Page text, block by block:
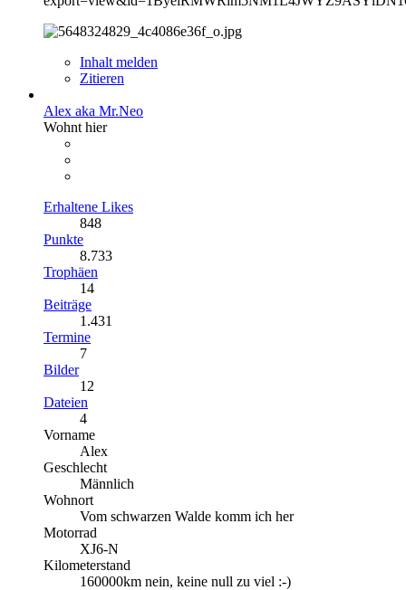
Inhalt melden
Zitieren
Alex aka Mr.Neo
Wohnt hier
Erhaltene Likes
848
Punkte
8.733
Trophäen
14
Beiträge
1.431
Termine
7
Bilder
12
Dateien
4
Vorname
Alex
Geschlecht
Männlich
Wohnort
Vom schwarzen Walde komm ich her
Motorrad
XJ6-N
Kilometerstand
160000km nein, keine null zu viel :-)